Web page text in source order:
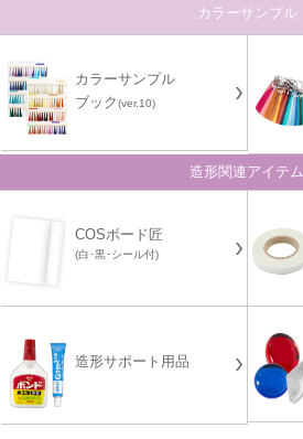
カラーサンプル
カラーサンプル
ブック(ver.10)
造形関連アイテム
COSボード匠
(白･黒･シール付)
造形サポート用品